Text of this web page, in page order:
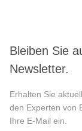
Bleiben Sie
Newsletter.
Erhalten Sie
den Experten von
Ihre E-Mail ein.